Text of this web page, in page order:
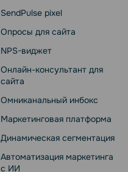
SendPulse pixel
Опросы для сайта
NPS-виджет
Онлайн-консультант для
сайта
Омниканальный инбокс
Маркетинговая платформа
Динамическая сегментация
Автоматизация маркетинга
с ИИ